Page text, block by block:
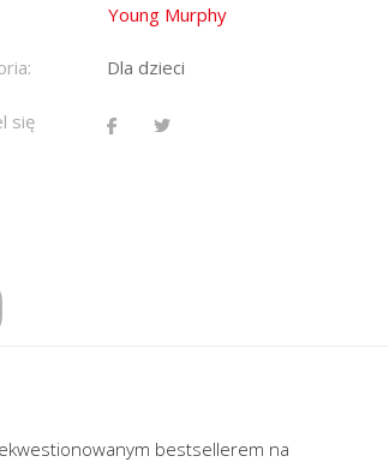
Young Murphy
Dla dzieci
się
bestsellerem na